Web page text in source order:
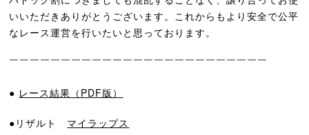
いいただきありがとうございます。これからもより安全で公平
なレース運営を行いたいと思っております。
￣￣￣￣￣￣￣￣￣￣￣￣￣￣￣￣￣￣￣￣￣￣￣￣￣
● レース結果（PDF版）
●リザルト マイラップス